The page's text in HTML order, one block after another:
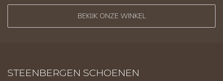
BEKIJK ONZE WINKEL
STEENBERGEN SCHOENEN